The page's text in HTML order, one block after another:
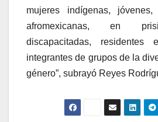
mujeres indígenas, jóvenes,
afromexicanas, en
discapacitadas,
integrantes de grupos de la
género”, subrayó Reyes